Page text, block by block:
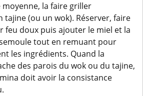
la faire griller
tajine (ou un wok). Réserver, faire
feu doux puis ajouter le miel et la
tout en remuant pour
les ingrédients. Quand la
des parois du wok ou du tajine,
doit avoir la consistance